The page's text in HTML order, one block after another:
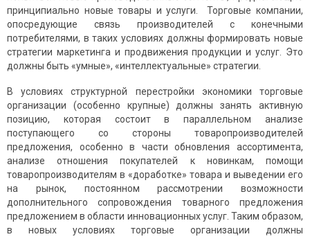
принципиально новые товары и услуги. Торговые компании,
опосредующие связь производителей с конечными
потребителями, в таких условиях должны формировать новые
стратегии маркетинга и продвижения продукции и услуг. Это
должны быть «умные», «интеллектуальные» стратегии.
В условиях структурной перестройки экономики торговые
организации (особенно крупные) должны занять активную
позицию, которая состоит в параллельном анализе
поступающего со стороны товаропроизводителей
предложения, особенно в части обновления ассортимента,
анализе отношения покупателей к новинкам, помощи
товаропроизводителям в «доработке» товара и выведении его
на рынок, постоянном рассмотрении возможности
дополнительного сопровождения товарного предложения
предложением в области инновационных услуг. Таким образом,
в новых условиях торговые организации должны